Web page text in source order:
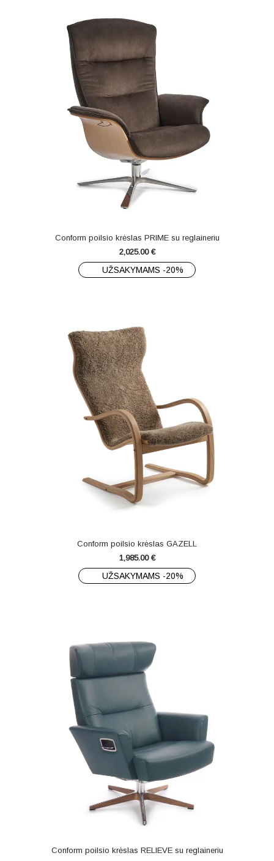
Conform poilsio krėslas PRIME su reglaineriu
2,025.00 €
UŽSAKYMAMS -20%
Conform poilsio krėslas GAZELL
1,985.00 €
UŽSAKYMAMS -20%
Conform poilsio krėslas RELIEVE su reglaineriu